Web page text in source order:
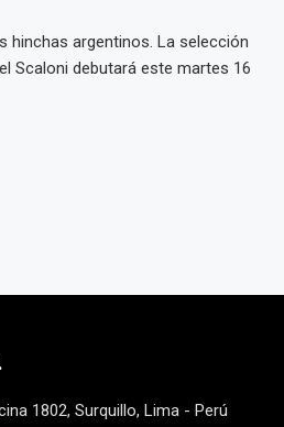
hinchas argentinos. La selección
Scaloni debutará este martes 16
1802, Surquillo, Lima - Perú